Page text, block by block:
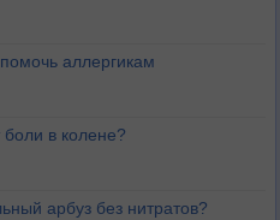
аллергикам
боли в колене?
арбуз без нитратов?